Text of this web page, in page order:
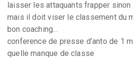
laisser les attaquants frapper sinon
mais il doit viser le classement du
bon coaching...
conference de presse d’anto de 1
quelle manque de classe